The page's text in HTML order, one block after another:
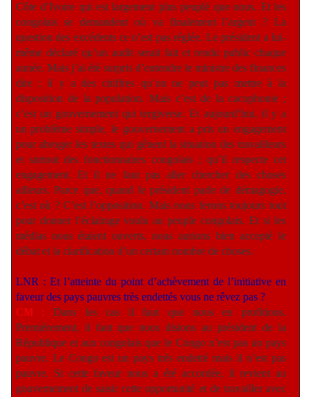
Côte d’Ivoire qui est largement plus peuplé que nous. Et les
congolais se demandent où va finalement l’argent ? La
question des excédents ce n’est pas réglée. Le président a lui-
même déclaré qu’un audit serait fait et rendu public chaque
année. Mais j’ai été surpris d’entendre le ministre des finances
dire ; il y a des chiffres qu’on ne peut pas mettre à la
disposition de la population. Mais c’est de la cacophonie ;
c’est un gouvernement qui tergiverse. Et aujourd’hui, il y a
un problème simple, le gouvernement a pris un engagement
pour abroger les textes qui gênent la situation des travailleurs
et surtout des fonctionnaires congolais ; qu’il respecte cet
engagement. Et il ne faut pas aller chercher des choses
ailleurs. Parce que, quand le président parle de démagogie,
c’est où ? C’est l’opposition. Mais nous ferons toujours tout
pour donner l’éclairage voulu au peuple congolais. Et si les
médias nous étaient ouverts, nous aurions bien accepté le
débat et la clarification d’un certain nombre de choses.
LNR : Et l’atteinte du point d’achèvement de l’initiative en
faveur des pays pauvres très endettés vous ne rêvez pas ?
CM : Dans les cas il faut que nous en profitions.
Premièrement, il faut que nous disions au président de la
République et aux congolais que le Congo n’est pas un pays
pauvre. Le Congo est un pays très endetté mais il n’est pas
pauvre. Si cette faveur nous a été accordée, il revient au
gouvernement de saisir cette opportunité et de travailler avec